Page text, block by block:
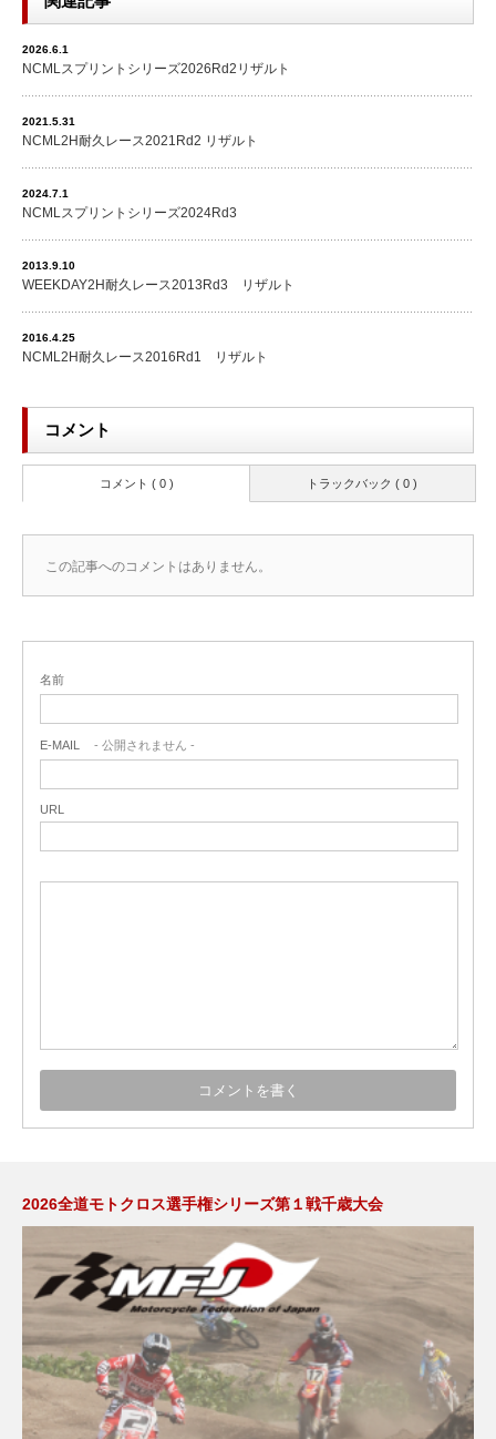
2026.6.1
NCMLスプリントシリーズ2026Rd2リザルト
2021.5.31
NCML2H耐久レース2021Rd2 リザルト
2024.7.1
NCMLスプリントシリーズ2024Rd3
2013.9.10
WEEKDAY2H耐久レース2013Rd3 リザルト
2016.4.25
NCML2H耐久レース2016Rd1 リザルト
コメント
トラックバック ( 0 )
コメント ( 0 )
この記事へのコメントはありません。
名前
E-MAIL - 公開されません -
URL
2026全道モトクロス選手権シリーズ第１戦千歳大会